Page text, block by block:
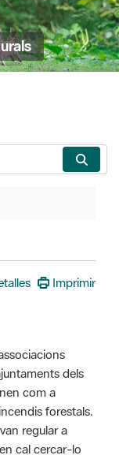
Imprimir
dels
com a
forestals.
regular a
cal cercar-lo